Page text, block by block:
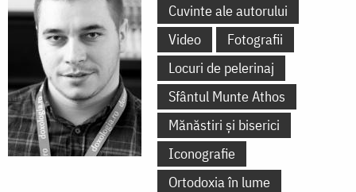
Cuvinte ale autorului
Video
Fotografii
Locuri de pelerinaj
Sfântul Munte Athos
Mănăstiri și biserici
Iconografie
Ortodoxia în lume